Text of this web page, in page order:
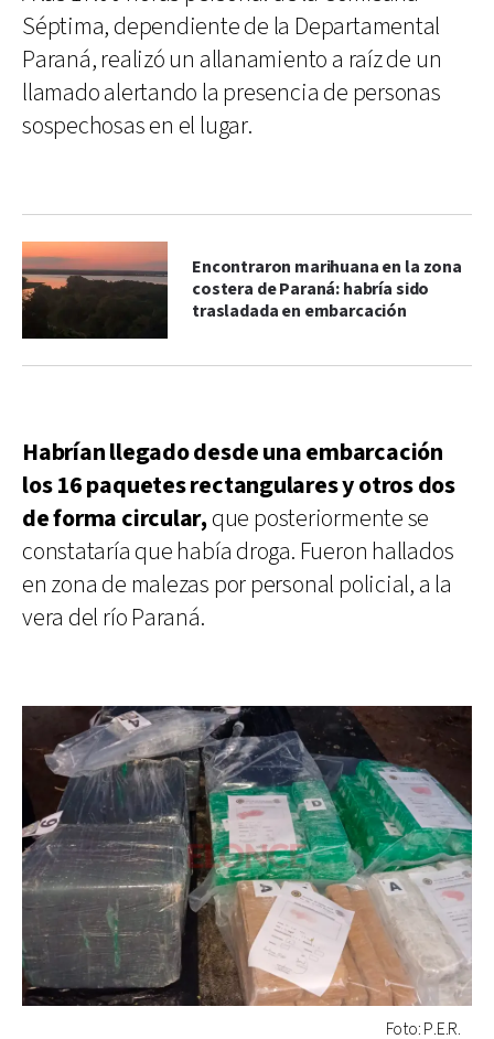
Séptima, dependiente de la Departamental
Paraná, realizó un allanamiento a raíz de un
llamado alertando la presencia de personas
sospechosas en el lugar.
Encontraron marihuana en la zona
costera de Paraná: habría sido
trasladada en embarcación
Habrían llegado desde una embarcación
los 16 paquetes rectangulares y otros dos
de forma circular,que posteriormente se
constataría que había droga. Fueron hallados
en zona de malezas por personal policial, a la
vera del río Paraná.
Foto: P.E.R.